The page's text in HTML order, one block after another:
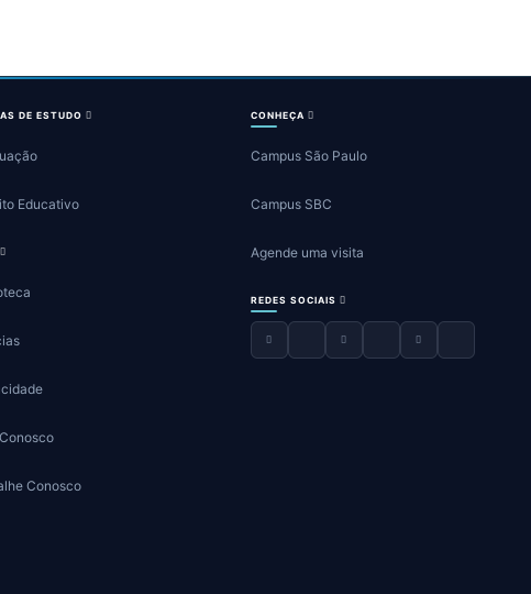
DE ESTUDO
Educativo
Conosco
CONHEÇA
Campus São Paulo
Campus SBC
Agende uma visita
REDES SOCIAIS